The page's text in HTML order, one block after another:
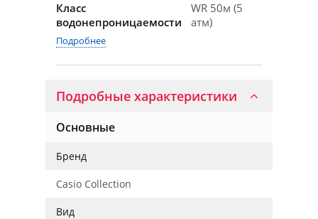
Класс
водонепроницаемости
WR 50м (5
атм)
Подробнее
Подробные характеристики
Основные
Бренд
Casio Collection
Вид